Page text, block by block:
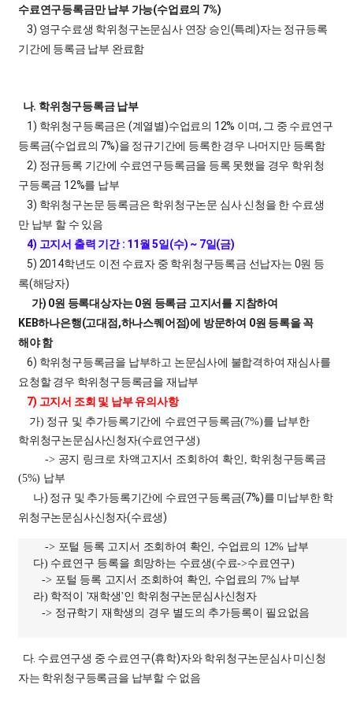
수료연구등록금만 납부 가능(수업료의 7%)
3) 영구수료생 학위청구논문심사 연장 승인(특례)자는 정규등록
기간에 등록금 납부 완료함
나. 학위청구등록금 납부
1) 학위청구등록금은 (계열별)수업료의 12% 이며, 그 중 수료연구
등록금(수업료의 7%)을 정규기간에 등록한 경우 나머지만 등록함
2) 정규등록 기간에 수료연구등록금을 등록 못했을 경우 학위청
구등록금 12%를 납부
3) 학위청구논문 등록금은 학위청구논문 심사 신청을 한 수료생
만 납부 할 수 있음
4) 고지서 출력 기간 : 11월 5일(수) ~ 7일(금)
5) 2014학년도 이전 수료자 중 학위청구등록금 선납자는 0원 등
록(해당자)
가) 0원 등록대상자는 0원 등록금 고지서를 지참하여
KEB하나은행(고대점,하나스퀘어점)에 방문하여 0원 등록을 꼭
해야 함
6) 학위청구등록금을 납부하고 논문심사에 불합격하여 재심사를
요청할 경우 학위청구등록금을 재납부
7) 고지서 조회 및 납부 유의사항
가) 정규 및 추가등록기간에 수료연구등록금(7%)를 납부한
학위청구논문심사신청자(수료연구생)
-> 공지 링크로 차액고지서 조회하여 확인 , 학위청구등록금
(5%) 납부
나) 정규 및 추가등록기간에 수료연구등록금(7%)를 미납부한 학
위청구논문심사신청자(수료생)
-> 포털 등록 고지서 조회하여 확인 , 수업료의 12% 납부
다) 수료연구 등록을 희망하는 수료생(수료->수료연구)
-> 포털 등록 고지서 조회하여 확인, 수업료의 7% 납부
라) 학적이 '재학생'인 학위청구논문심사신청자
-> 정규학기 재학생의 경우 별도의 추가등록이 필요없음
다. 수료연구생 중 수료연구(휴학)자와 학위청구논문심사 미신청
자는 학위청구등록금을 납부할 수 없음